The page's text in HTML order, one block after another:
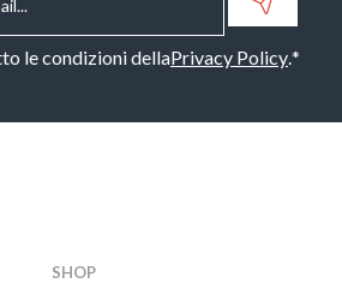
le condizioni dellaPrivacy Policy.*
SHOP